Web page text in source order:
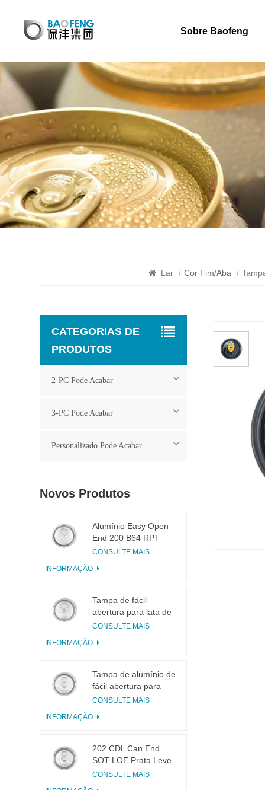
Sobre Baofeng
Lar / Cor Fim/Aba /
CATEGORIAS DE
PRODUTOS
2-PC Pode Acabar
3-PC Pode Acabar
Personalizado Pode Acabar
Novos Produtos
Alumínio Easy Open
End 200 B64 RPT
LOE
CONSULTE MAIS
INFORMAÇÃO
Tampa de fácil
abertura para lata de
bebidas 200 B64 RPT
CONSULTE MAIS
INFORMAÇÃO
Tampa de alumínio de
fácil abertura para
latas 200 B64 SOT
CONSULTE MAIS
INFORMAÇÃO
202 CDL Can End
SOT LOE Prata Leve
EOE
CONSULTE MAIS
INFORMAÇÃO